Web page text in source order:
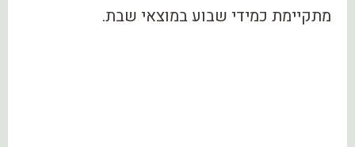
מתקיימת כמידי שבוע במוצאי שבת.